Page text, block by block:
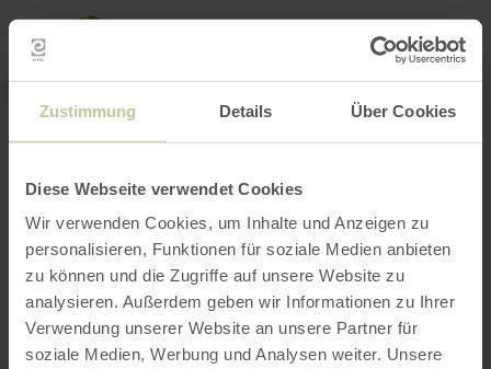
Zustimmung Details Über Cookies
Diese Webseite verwendet Cookies
Wir verwenden Cookies, um Inhalte und Anzeigen zu
personalisieren, Funktionen für soziale Medien anbieten
zu können und die Zugriffe auf unsere Website zu
analysieren. Außerdem geben wir Informationen zu Ihrer
Verwendung unserer Website an unsere Partner für
soziale Medien, Werbung und Analysen weiter. Unsere
CARTE INTERACTIVE
ma
Ouvrir le filtre